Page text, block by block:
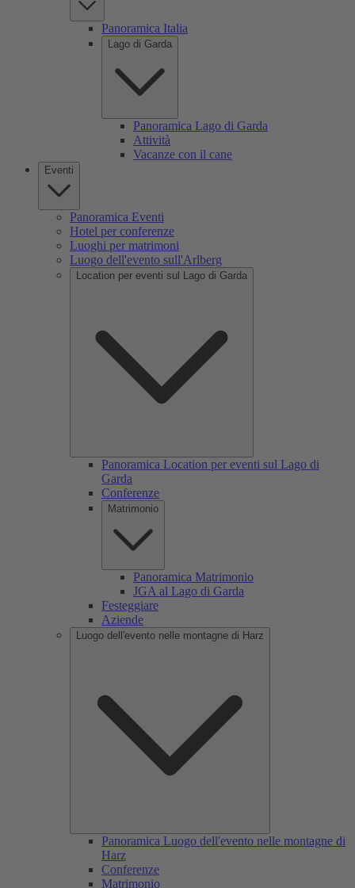
Panoramica Italia
Lago di Garda
Panoramica Lago di Garda
Attività
Vacanze con il cane
Eventi
Panoramica Eventi
Hotel per conferenze
Luoghi per matrimoni
Luogo dell'evento sull'Arlberg
Location per eventi sul Lago di Garda
Panoramica Location per eventi sul Lago di
Garda
Conferenze
Matrimonio
Panoramica Matrimonio
JGA al Lago di Garda
Festeggiare
Aziende
Luogo dell'evento nelle montagne di Harz
Panoramica Luogo dell'evento nelle montagne di
Harz
Conferenze
Matrimonio